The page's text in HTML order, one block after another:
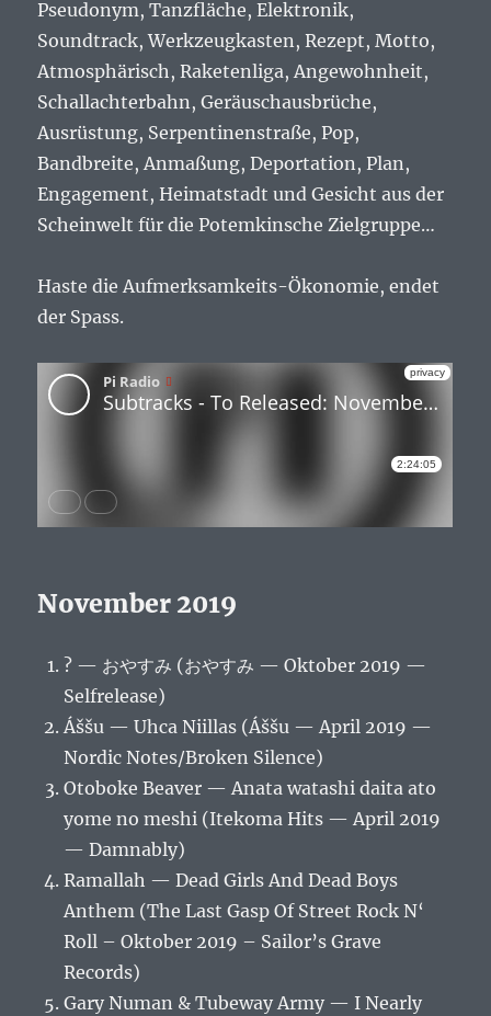
Pseudonym, Tanzfläche, Elektronik,
Soundtrack, Werkzeugkasten, Rezept, Motto,
Atmosphärisch, Raketenliga, Angewohnheit,
Schallachterbahn, Geräuschausbrüche,
Ausrüstung, Serpentinenstraße, Pop,
Bandbreite, Anmaßung, Deportation, Plan,
Engagement, Heimatstadt und Gesicht aus der
Scheinwelt für die Potemkinsche Zielgruppe…
Haste die Aufmerksamkeits-Ökonomie, endet
der Spass.
November 2019
? — おやすみ (おやすみ — Oktober 2019 —
Selfrelease)
Áššu — Uhca Niillas (Áššu — April 2019 —
Nordic Notes/Broken Silence)
Otoboke Beaver — Anata watashi daita ato
yome no meshi (Itekoma Hits — April 2019
— Damnably)
Ramallah — Dead Girls And Dead Boys
Anthem (The Last Gasp Of Street Rock N‘
Roll – Oktober 2019 – Sailor’s Grave
Records)
Gary Numan & Tubeway Army — I Nearly